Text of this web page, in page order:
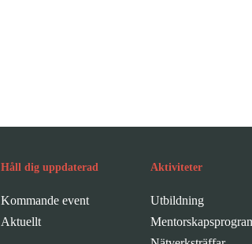
Håll dig uppdaterad
Kommande event
Aktuellt
Aktiviteter
Utbildning